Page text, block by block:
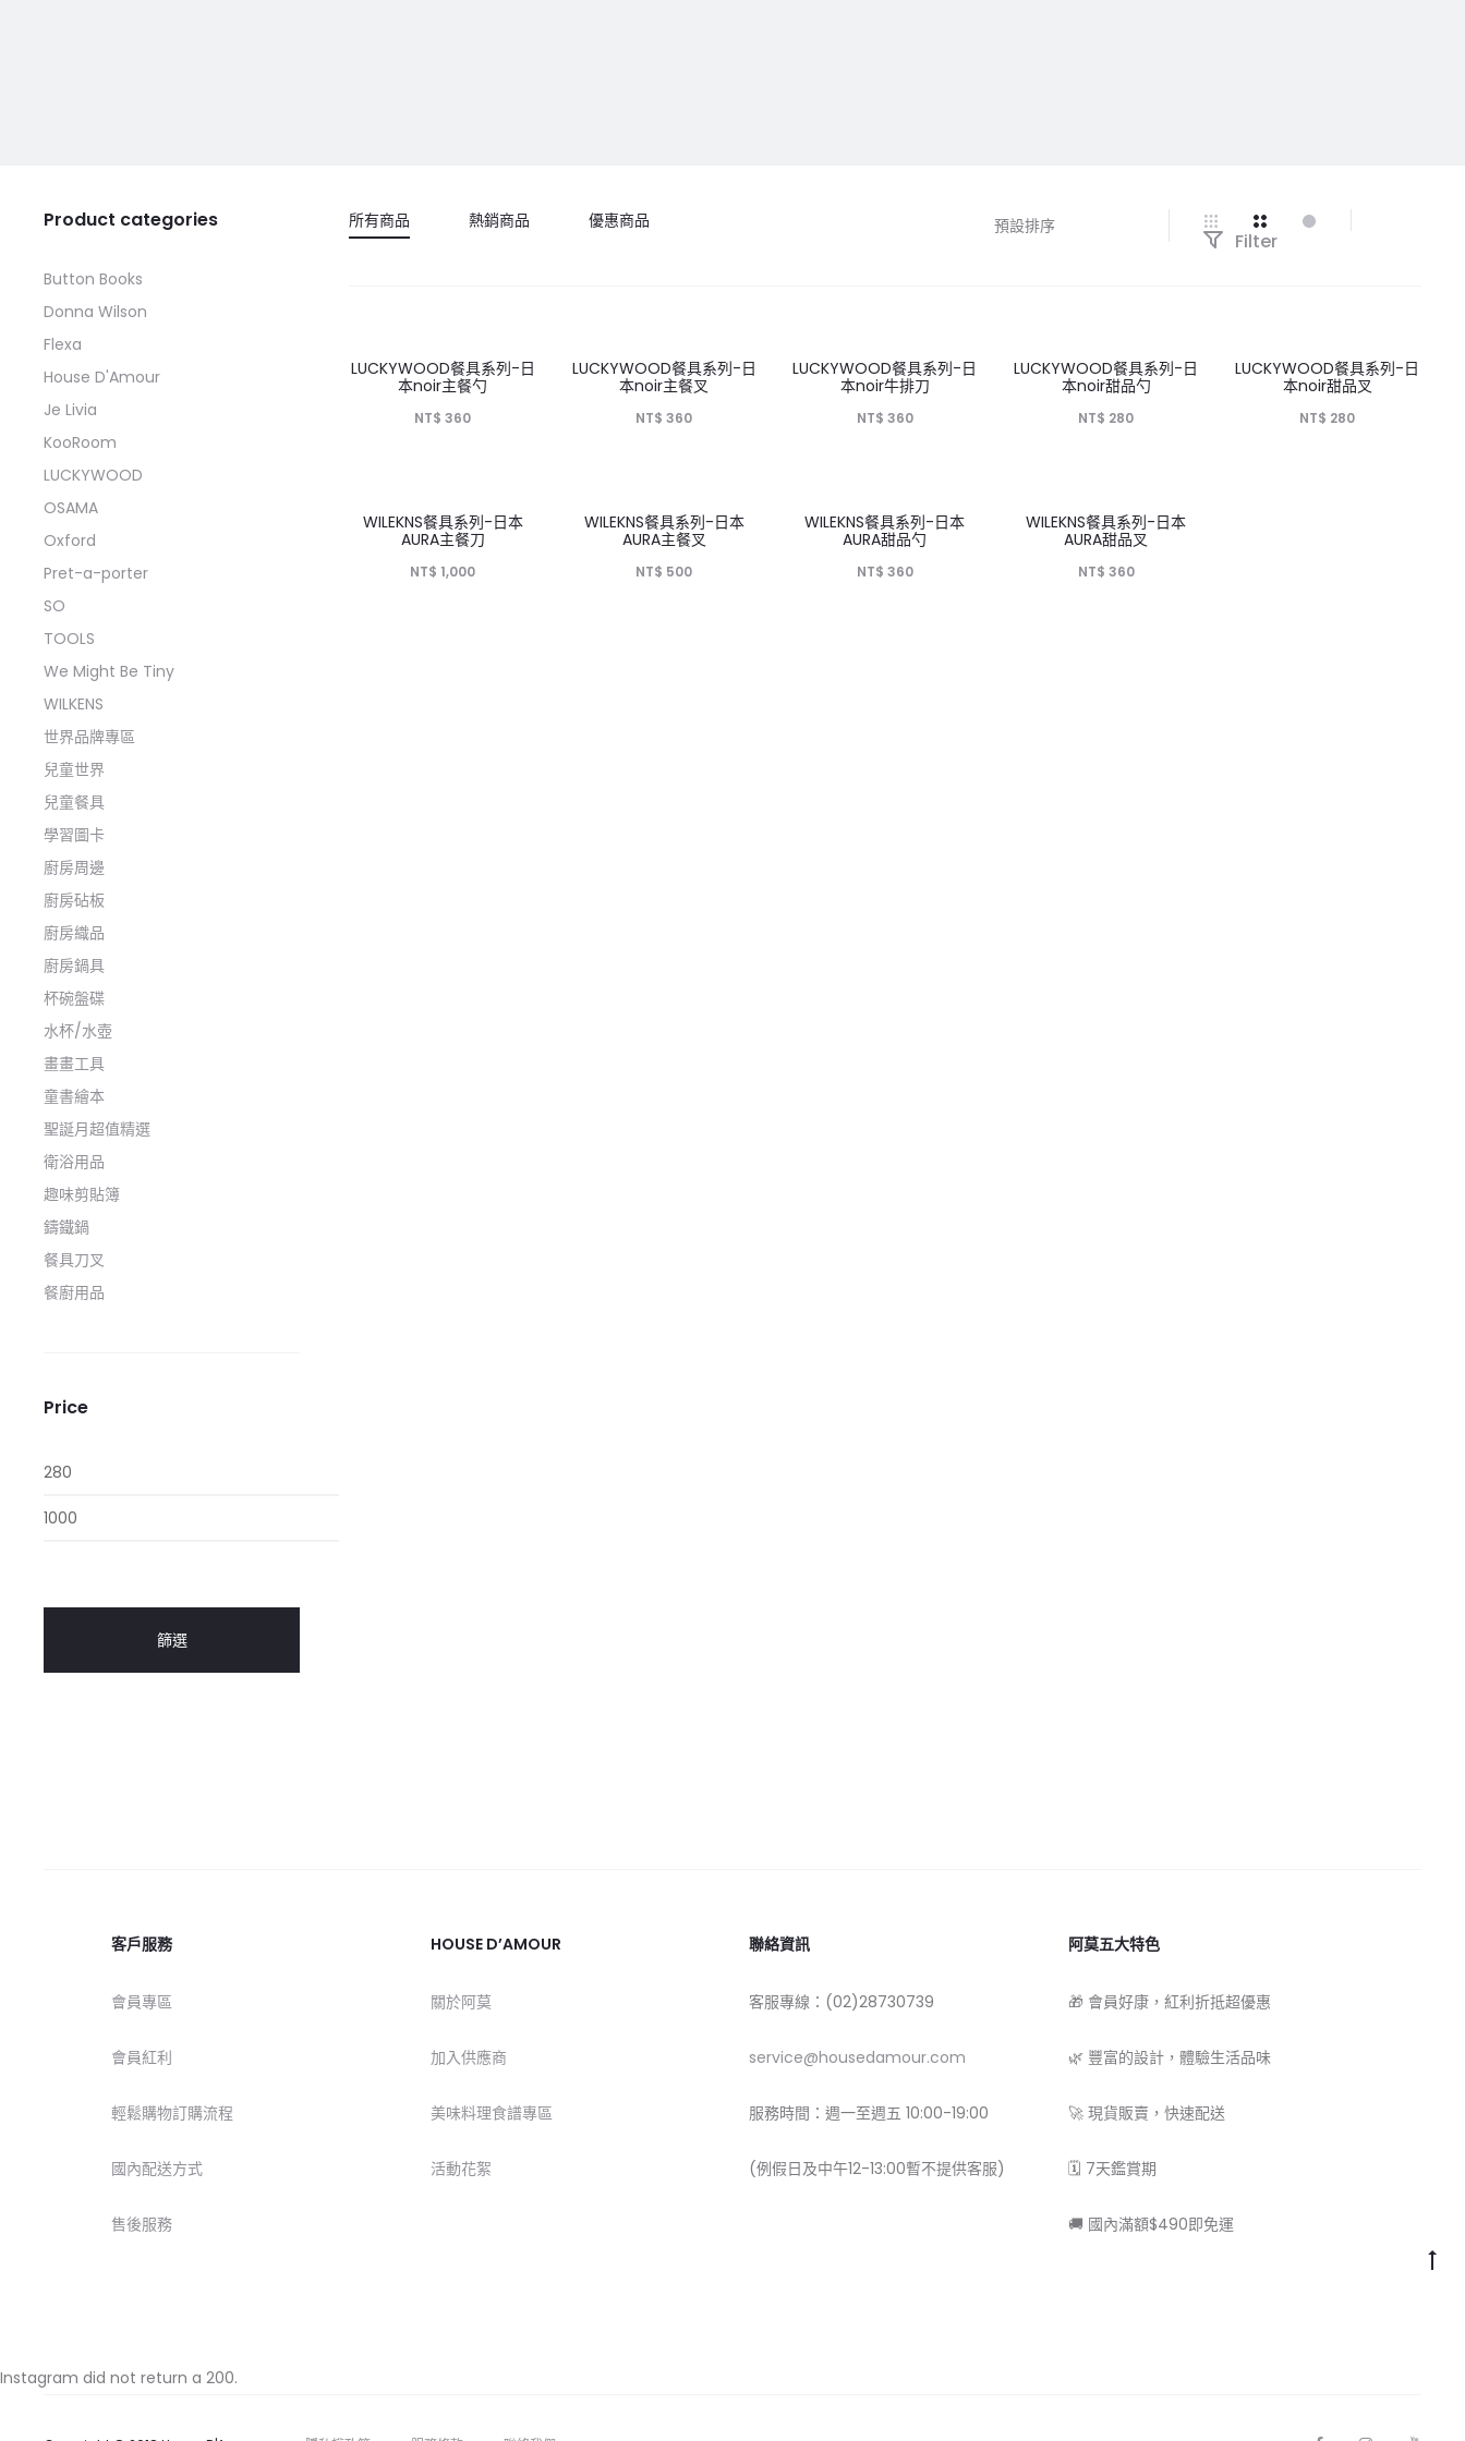
所有商品 熱銷商品 優惠商品
Filter
LUCKYWOOD餐具系列-日
本noir主餐勺
NT$ 360
LUCKYWOOD餐具系列-日
本noir主餐叉
NT$ 360
LUCKYWOOD餐具系列-日
本noir牛排刀
NT$ 360
LUCKYWOOD餐具系列-日
本noir甜品勺
NT$ 280
LUCKYWOOD餐具系列-日
本noir甜品叉
NT$ 280
WILEKNS餐具系列-日本
AURA主餐刀
NT$ 1,000
WILEKNS餐具系列-日本
AURA主餐叉
NT$ 500
WILEKNS餐具系列-日本
AURA甜品勺
NT$ 360
WILEKNS餐具系列-日本
AURA甜品叉
NT$ 360
Product categories
Button Books
Donna Wilson
Flexa
House D'Amour
Je Livia
KooRoom
LUCKYWOOD
OSAMA
Oxford
Pret-a-porter
SO
TOOLS
We Might Be Tiny
WILKENS
世界品牌專區
兒童世界
兒童餐具
學習圖卡
廚房周邊
廚房砧板
廚房織品
廚房鍋具
杯碗盤碟
水杯/水壺
畫畫工具
童書繪本
聖誕月超值精選
衛浴用品
趣味剪貼簿
鑄鐵鍋
餐具刀叉
餐廚用品
Price
篩選
客戶服務
會員專區
會員紅利
輕鬆購物訂購流程
國內配送方式
售後服務
HOUSE D’AMOUR
關於阿莫
加入供應商
美味料理食譜專區
活動花絮
聯絡資訊
客服專線：(02)28730739
service@housedamour.com
服務時間：週一至週五 10:00-19:00
(例假日及中午12-13:00暫不提供客服)
阿莫五大特色
🎁 會員好康，紅利折抵超優惠
🌿 豐富的設計，體驗生活品味
🚀 現貨販賣，快速配送
🗓 7天鑑賞期
🚚 國內滿額$490即免運
Instagram did not return a 200.